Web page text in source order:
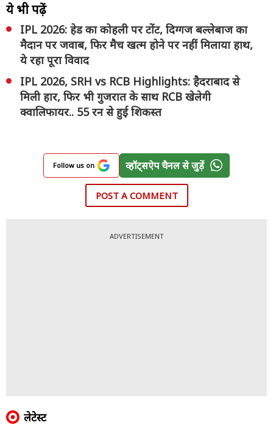
ये भी पढ़ें
IPL 2026: हेड का कोहली पर टोंट, दिग्गज बल्लेबाज का
मैदान पर जवाब, फिर मैच खत्म होने पर नहीं मिलाया हाथ,
ये रहा पूरा विवाद
IPL 2026, SRH vs RCB Highlights: हैदराबाद से
मिली हार, फिर भी गुजरात के साथ RCB खेलेगी
क्वालिफायर.. 55 रन से हुई शिकस्त
Follow us on व्हॉट्सऐप चैनल से जुड़ें
POST A COMMENT
ADVERTISEMENT
लेटेस्ट